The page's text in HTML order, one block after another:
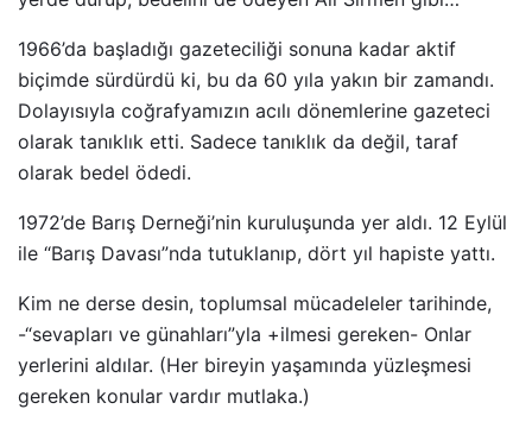
1966’da başladığı gazeteciliği sonuna kadar aktif
biçimde sürdürdü ki, bu da 60 yıla yakın bir zamandı.
Dolayısıyla coğrafyamızın acılı dönemlerine gazeteci
olarak tanıklık etti. Sadece tanıklık da değil, taraf
olarak bedel ödedi.
1972’de Barış Derneği’nin kuruluşunda yer aldı. 12 Eylül
ile “Barış Davası”nda tutuklanıp, dört yıl hapiste yattı.
Kim ne derse desin, toplumsal mücadeleler tarihinde,
-“sevapları ve günahları”yla +ilmesi gereken- Onlar
yerlerini aldılar. (Her bireyin yaşamında yüzleşmesi
gereken konular vardır mutlaka.)